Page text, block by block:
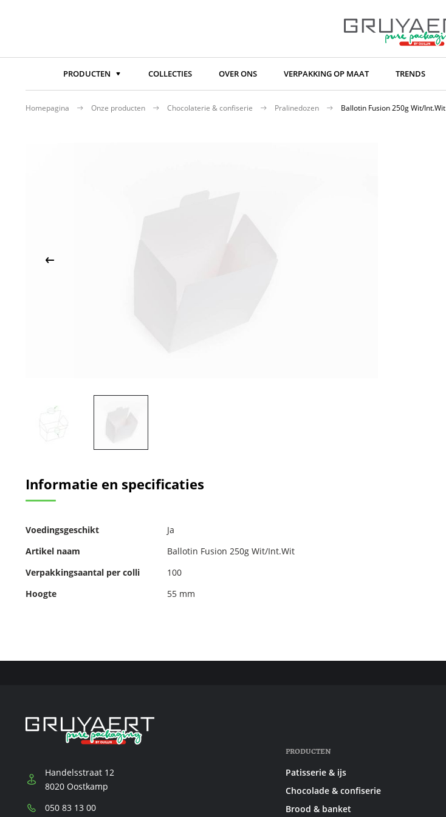
PRODUCTEN COLLECTIES OVER ONS VERPAKKING OP MAAT TRENDS
Homepagina Onze producten Chocolaterie & confiserie Pralinedozen Ballotin Fusion 250g Wit/Int.Wit
het
begin
van
afbeeldingen-
Informatie en specificaties
Meer
informatie
Voedingsgeschikt
Ja
Artikel naam
Ballotin Fusion 250g Wit/Int.Wit
Verpakkingsaantal per colli
100
Hoogte
55 mm
Handelsstraat 12
8020 Oostkamp
Telefoon:
050 83 13 00
PRODUCTEN
Patisserie & ijs
Chocolade & confiserie
Brood & banket